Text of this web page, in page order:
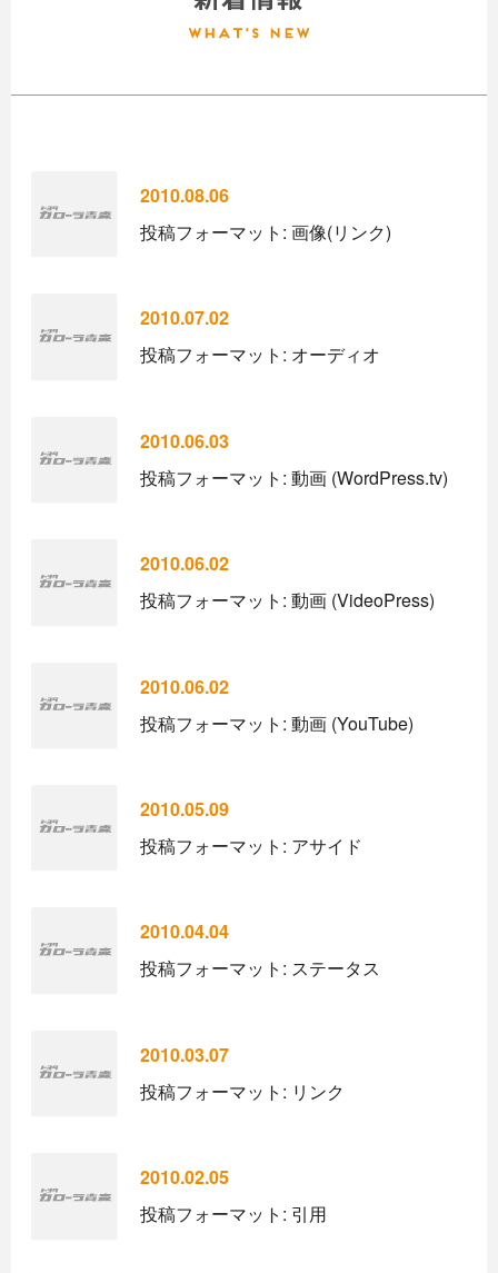
2010.08.06
投稿フォーマット: 画像(リンク)
2010.07.02
投稿フォーマット: オーディオ
2010.06.03
投稿フォーマット: 動画 (WordPress.tv)
2010.06.02
投稿フォーマット: 動画 (VideoPress)
2010.06.02
投稿フォーマット: 動画 (YouTube)
2010.05.09
投稿フォーマット: アサイド
2010.04.04
投稿フォーマット: ステータス
2010.03.07
投稿フォーマット: リンク
2010.02.05
投稿フォーマット: 引用